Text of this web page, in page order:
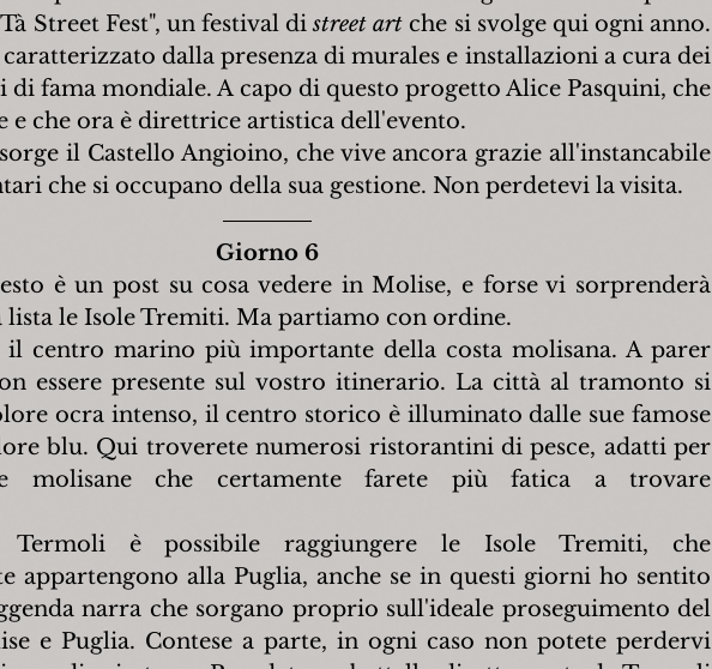
Street Fest", un festival di street art che si svolge qui ogni anno.
dalla presenza di murales e installazioni a cura dei
fama mondiale. A capo di questo progetto Alice Pasquini, che
e che ora è direttrice artistica dell'evento.
il Castello Angioino, che vive ancora grazie all'instancabile
che si occupano della sua gestione. Non perdetevi la visita.
Giorno 6
è un post su cosa vedere in Molise, e forse vi sorprenderà
lista le Isole Tremiti. Ma partiamo con ordine.
centro marino più importante della costa molisana. A parer
essere presente sul vostro itinerario. La città al tramonto si
ocra intenso, il centro storico è illuminato dalle sue famose
blu. Qui troverete numerosi ristorantini di pesce, adatti per
molisane che certamente farete più fatica a trovare
è possibile raggiungere le Isole Tremiti, che
appartengono alla Puglia, anche se in questi giorni ho sentito
narra che sorgano proprio sull'ideale proseguimento del
e Puglia. Contese a parte, in ogni caso non potete perdervi